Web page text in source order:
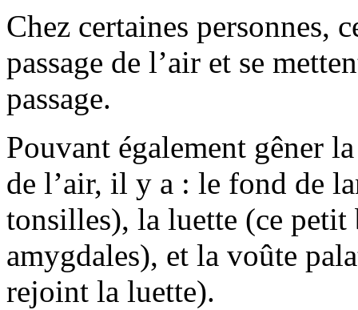
Chez certaines personnes,
passage de l’air et se
passage.
Pouvant également gêner
de l’air, il y a : le fond de
tonsilles), la luette (ce petit
amygdales), et la voûte
rejoint la luette).